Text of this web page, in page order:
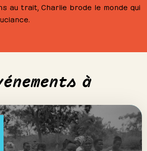
au trait, Charlie brode le monde qui
à